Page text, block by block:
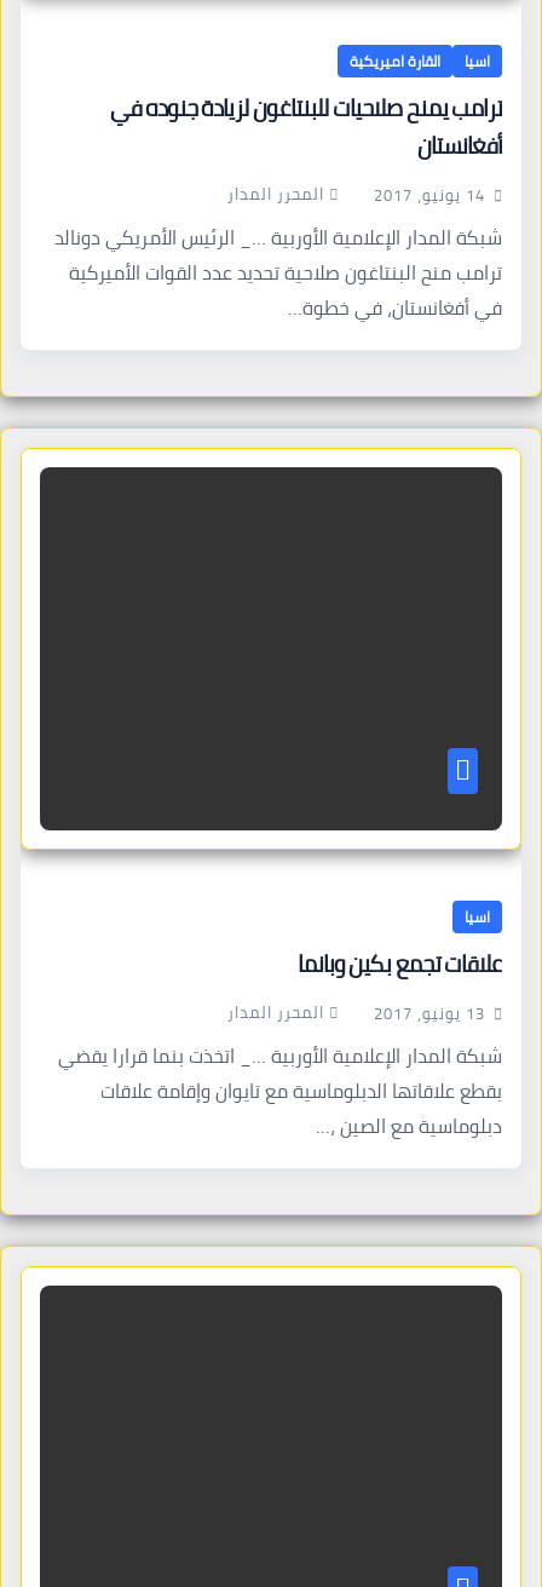
اسيا القارة اميريكية
ترامب يمنح صلاحيات للبنتاغون لزيادة جنوده في
أفغانستان
14 يونيو، 2017 المحرر المدار
شبكة المدار الإعلامية الأوربية …_ الرئيس الأمريكي دونالد
ترامب منح البنتاغون صلاحية تحديد عدد القوات الأميركية
في أفغانستان، في خطوة…
اسيا
علاقات تجمع بكين وبانما
13 يونيو، 2017 المحرر المدار
شبكة المدار الإعلامية الأوربية …_ اتخذت بنما قرارا يقضي
بقطع علاقاتها الدبلوماسية مع تايوان وإقامة علاقات
دبلوماسية مع الصين ،…